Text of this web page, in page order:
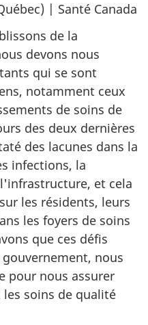
| Santé Canada
de la
devons nous
qui se sont
notamment ceux
de soins de
des deux dernières
des lacunes dans la
infections, la
et cela
les résidents, leurs
les foyers de soins
que ces défis
nous
pour nous assurer
soins de qualité